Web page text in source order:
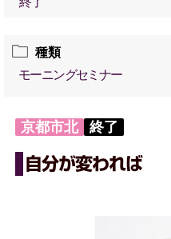
種類
モーニングセミナー
京都市北 終了
自分が変われば